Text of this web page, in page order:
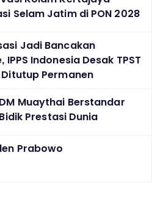
Selam Jatim di PON 2028
Jadi Bancakan
IPPS Indonesia Desak TPST
Permanen
Muaythai Berstandar
Prestasi Dunia
Prabowo